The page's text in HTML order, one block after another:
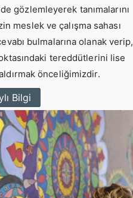
gözlemleyerek tanımalarını
meslek ve çalışma sahası
bulmalarına olanak verip,
tereddütlerini lise
önceliğimizdir.
Bilgi